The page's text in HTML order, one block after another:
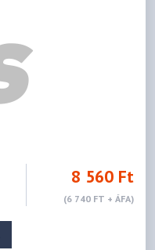
8 560 Ft
(6 740 FT + ÁFA)